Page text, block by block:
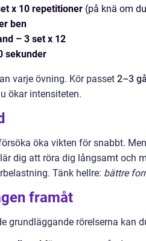
x 10 repetitioner (på knä om
ben
– 3 set x 12
sekunder
varje övning. Kör passet 2–3
ökar intensiteten.
öka vikten för snabbt.
dig att röra dig långsamt och
Tänk hellre: bättre
framåt
grundläggande rörelserna kan